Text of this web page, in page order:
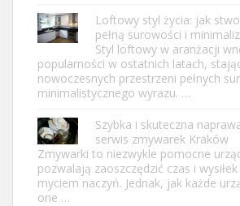
Loftowy styl życia: jak
pełną surowości i
Styl loftowy w aranżacji
popularności w ostatnich latach,
nowoczesnych przestrzeni pełnych
minimalistycznego wyrazu. …
Szybka i skuteczna
serwis zmywarek Kraków
Zmywarki to niezwykle pomocne
pozwalają zaoszczędzić czas i
myciem naczyń. Jednak, jak każde
one …